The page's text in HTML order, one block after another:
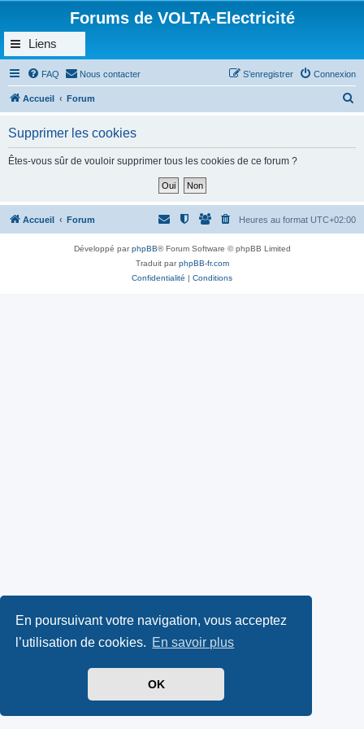
En poursuivant votre navigation, vous acceptez
l’utilisation de cookies. En savoir plus
OK
Forums de VOLTA-Electricité
Liens
FAQ Nous contacter Connexion
S’enregistrer
Accueil Forum
h
Supprimer les cookies
Êtes-vous sûr de vouloir supprimer tous les cookies de ce forum ?
Accueil Forum Heures au format UTC+02:00
Développé parphpBB® Forum Software © phpBB Limited
Traduit parphpBB-fr.com
Confidentialité | Conditions